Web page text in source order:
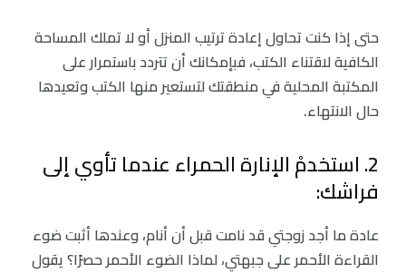
حتى إذا كنت تحاول إعادة ترتيب المنزل أو لا تملك المساحة
الكافية لاقتناء الكتب، فبإمكانك أن تتردد باستمرار على
المكتبة المحلية في منطقتك لتستعير منها الكتب وتعيدها
حال الانتهاء.
2. استخدمْ الإنارة الحمراء عندما تأوي إلى
فراشك:
عادة ما أجد زوجتي قد نامت قبل أن أنام، وعندها أثبت ضوء
القراءة الأحمر على جبهتي، لماذا الضوء الأحمر حصرًا؟ يقول